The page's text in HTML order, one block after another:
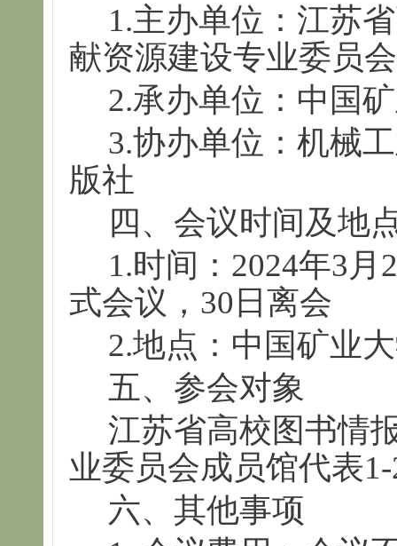
1.主办单位：江苏
献资源建设专业委员会
2.承办单位：中国
3.协办单位：机械
版社
四、会议时间及地
1.时间：2024年3月
式会议，30日离会
2.地点：中国矿业
五、参会对象
江苏省高校图书情
业委员会成员馆代表
六、其他事项